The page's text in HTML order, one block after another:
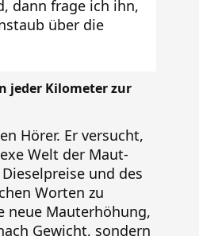
dann frage ich ihn,
über die
jeder Kilometer zur
Hörer. Er versucht,
Welt der Maut-
und des
Worten zu
neue Mauterhöhung,
Gewicht, sondern